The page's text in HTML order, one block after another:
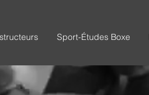
Sport-Études Boxe